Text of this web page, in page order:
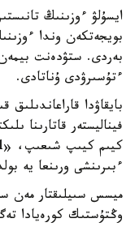
ايسۇلۋ ءوزىنىڭ
بويجەتكەن وندا
بەردى. ستۋدەنت بيمەن
ءتۇسىرۋدى ۇناتادى.
فيناليستەر قاتارىنا
كيىم كيىپ شىعىپ، «Miss National»
ءبىرىنشى ورىنعا يە
ميسس سىيلىقتار مەن
وڭتۇستىك كورەيادا